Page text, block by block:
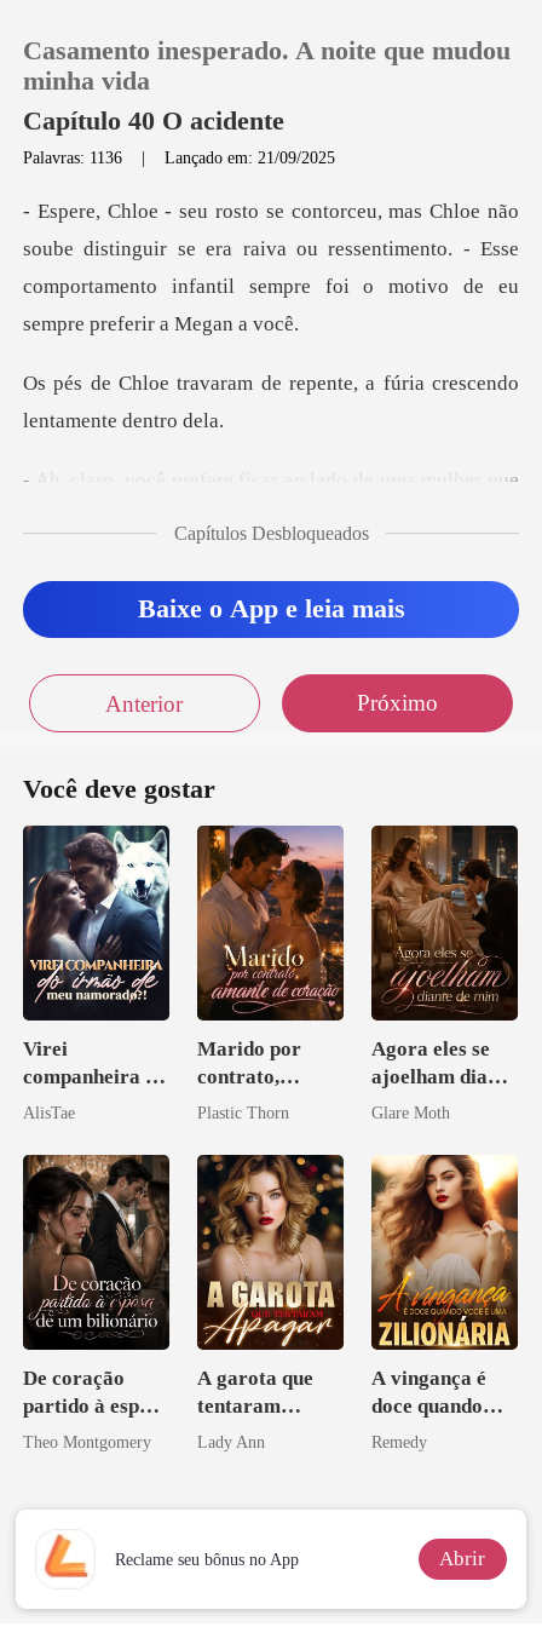
Loja
Histórico
Sair
Casamento inesperado. A noite que mudou
minha vida
Capítulo 40 O acidente
Palavras: 1136 |Lançado em: 21/09/2025
istinguir se era raiva ou ressentimento. - Esse
comportamento i
e repente, a fúria crescen
ficar ao lado de uma mul
Capítulos Desbloqueados
Baixe o App e leia mais
Anterior Próximo
Você deve gostar
Virei
companheira do
irmão de meu
AlisTae
Marido por
contrato,
amante de
Plastic Thorn
Agora eles se
ajoelham diante
de mim
Glare Moth
De coração
partido à esposa
de um bilionário
Theo Montgomery
A garota que
tentaram
apagar
Lady Ann
A vingança é
doce quando
você é uma
Remedy
Reclame seu bônus no App Abrir